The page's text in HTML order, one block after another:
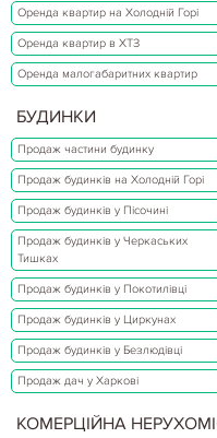
Оренда квартир на Холодній Горі
Оренда квартир в ХТЗ
Оренда малогабаритних квартир
БУДИНКИ
Продаж частини будинку
Продаж будинків на Холодній Горі
Продаж будинків у Пісочині
Продаж будинків у Черкаських
Тишках
Продаж будинків у Покотилівці
Продаж будинків у Циркунах
Продаж будинків у Безлюдівці
Продаж дач у Харкові
КОМЕРЦІЙНА